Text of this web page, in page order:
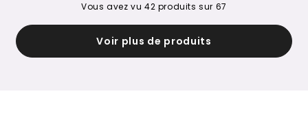
Vous avez vu 42 produits sur 67
Voir plus de produits